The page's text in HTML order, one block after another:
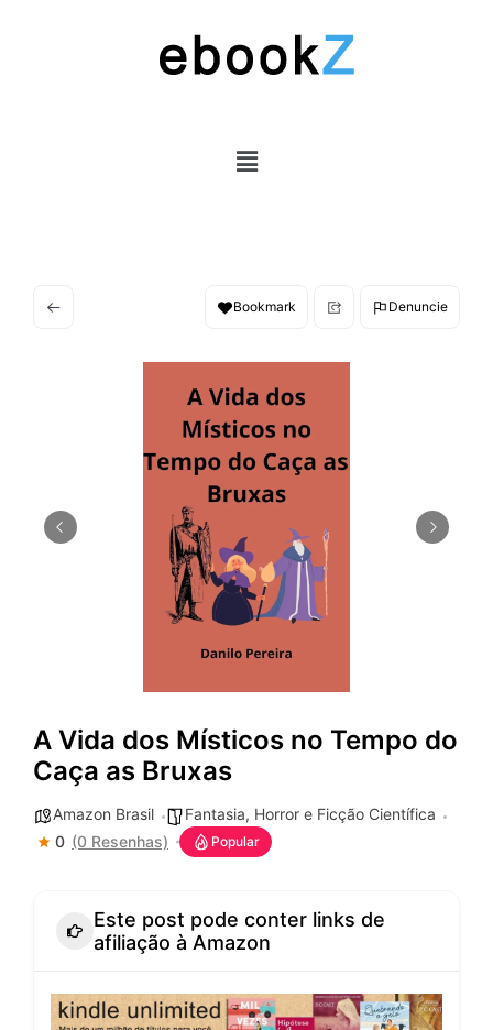
Bookmark Denuncie
A Vida dos Místicos no Tempo do
Caça as Bruxas
Amazon Brasil
Fantasia, Horror e Ficção Científica
0 (0 Resenhas) Popular
Este post pode conter links de
afiliação à Amazon